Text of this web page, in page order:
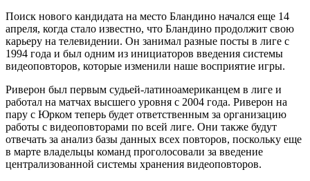
Поиск нового кандидата на место Бландино начался еще 14
апреля, когда стало известно, что Бландино продолжит свою
карьеру на телевидении. Он занимал разные посты в лиге с
1994 года и был одним из инициаторов введения системы
видеоповторов, которые изменили наше восприятие игры.
Риверон был первым судьей-латиноамериканцем в лиге и
работал на матчах высшего уровня с 2004 года. Риверон на
пару с Юрком теперь будет ответственным за организацию
работы с видеоповторами по всей лиге. Они также будут
отвечать за анализ базы данных всех повторов, поскольку еще
в марте владельцы команд проголосовали за введение
централизованной системы хранения видеоповторов.